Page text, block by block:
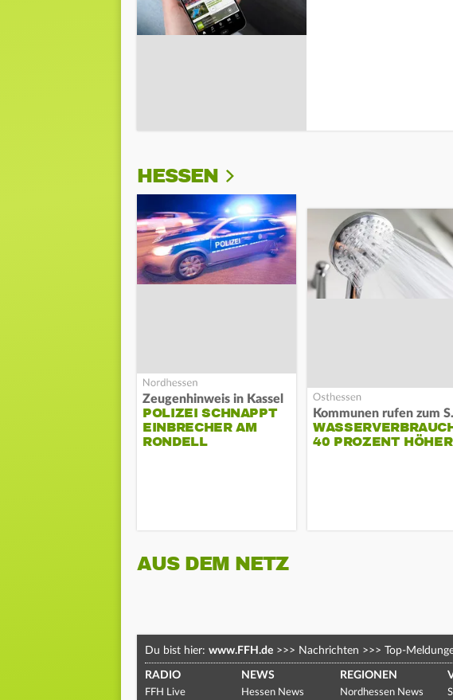
HESSEN
Zeugenhinweis in Kassel
POLIZEI SCHNAPPT
EINBRECHER AM
RONDELL
40 PROZENT HÖHER
AUS DEM NETZ
Du bist hier: www.FFH.de >>> Nachrichten >>> Top-
RADIO
FFH Live
NEWS
Hessen News
REGIONEN
Nordhessen News